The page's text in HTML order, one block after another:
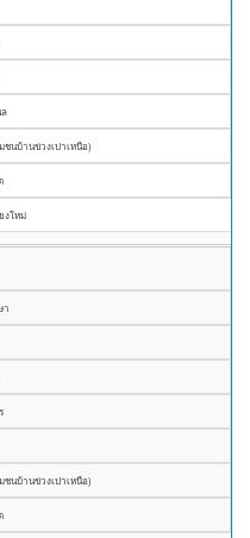
ชนบ้านข่วงเปาเหนือ)
งใหม่
า
ชนบ้านข่วงเปาเหนือ)